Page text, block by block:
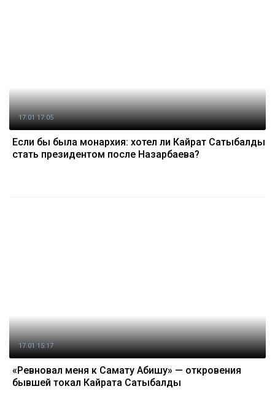
17.01 17:05
Если бы была монархия: хотел ли Кайрат Сатыбалды
стать президентом после Назарбаева?
17.01 15:17
«Ревновал меня к Самату Абишу» — откровения
бывшей токал Кайрата Сатыбалды